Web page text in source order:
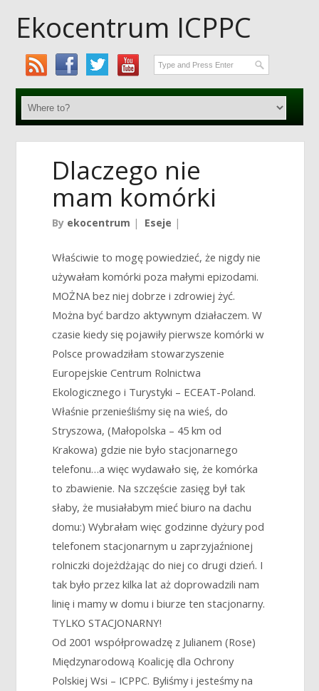
Ekocentrum ICPPC
Dlaczego nie
mam komórki
By ekocentrum | Eseje |
Właściwie to mogę powiedzieć, że nigdy nie
używałam komórki poza małymi epizodami.
MOŻNA bez niej dobrze i zdrowiej żyć.
Można być bardzo aktywnym działaczem. W
czasie kiedy się pojawiły pierwsze komórki w
Polsce prowadziłam stowarzyszenie
Europejskie Centrum Rolnictwa
Ekologicznego i Turystyki – ECEAT-Poland.
Właśnie przenieśliśmy się na wieś, do
Stryszowa, (Małopolska – 45 km od
Krakowa) gdzie nie było stacjonarnego
telefonu…a więc wydawało się, że komórka
to zbawienie. Na szczęście zasięg był tak
słaby, że musiałabym mieć biuro na dachu
domu:) Wybrałam więc godzinne dyżury pod
telefonem stacjonarnym u zaprzyjaźnionej
rolniczki dojeżdżając do niej co drugi dzień. I
tak było przez kilka lat aż doprowadzili nam
linię i mamy w domu i biurze ten stacjonarny.
TYLKO STACJONARNY!
Od 2001 współprowadzę z Julianem (Rose)
Międzynarodową Koalicję dla Ochrony
Polskiej Wsi – ICPPC. Byliśmy i jesteśmy na